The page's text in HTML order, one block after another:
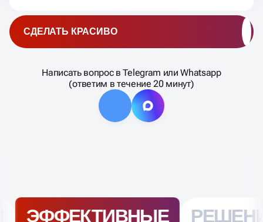
Написать вопрос в Telegram или Whatsapp
(ответим в течение 20 минут)
СДЕЛАТЬ КРАСИВО